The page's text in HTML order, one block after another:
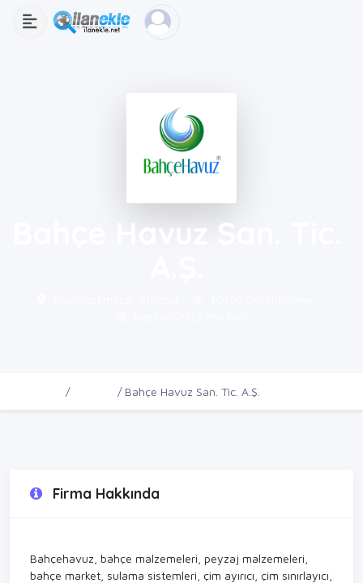
Bahçe Havuz San. Tic.
Bahçe Havuz San. Tic. A.Ş.
Firma Hakkında
Bahçehavuz, bahçe malzemeleri, peyzaj malzemeleri,
bahçe market, sulama sistemleri, çim ayırıcı, çim sınırlayıcı,